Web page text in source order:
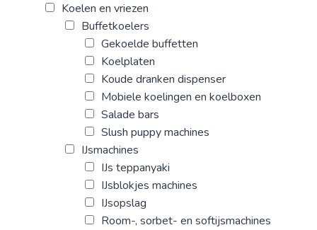
Koelen en vriezen
Buffetkoelers
Gekoelde buffetten
Koelplaten
Koude dranken dispenser
Mobiele koelingen en koelboxen
Salade bars
Slush puppy machines
IJsmachines
IJs teppanyaki
IJsblokjes machines
IJsopslag
Room-, sorbet- en softijsmachines